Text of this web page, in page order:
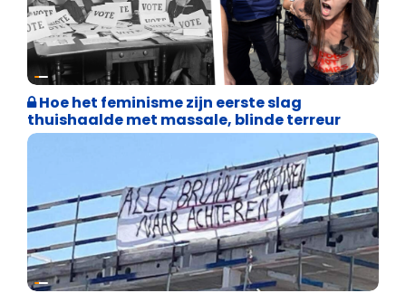
Cultuuroorlog
Hoe het feminisme zijn eerste slag
thuishaalde met massale, blinde terreur
Cultuuroorlog